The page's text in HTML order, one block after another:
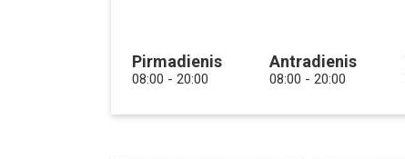
Pirmadienis
08:00 - 20:00
Antradienis
08:00 - 20:00